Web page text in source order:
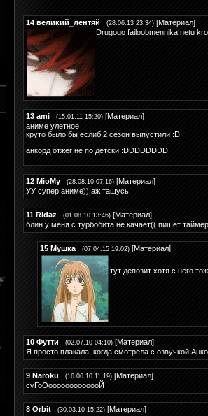
14 великий_лентяй (28.06.13 23:34) [Материал]
Drugogo failoobmennika netu
13 ami (15.01.11 15:20) [Материал]
аниме улетное
круто было бы еслиб 2 сезон выпустили :D
анкорд отжег не по детски :DDDDDDDD
12 MioMy (28.08.10 07:16) [Материал]
УУ супер аниме)) аж тащусь!
11 Ridaz (01.08.10 13:46) [Материал]
блин у меня с турбобита не качает(( пишет
15 Мушка (07.04.15 19:02) [Материал]
тут депозит хотя с него
10 Футти (02.07.10 04:10) [Материал]
Я просто плакала, когда смотрела с озвучкой
9 Naroku (16.06.10 11:19) [Материал]
суГоОооооооооооооЙ
8 Orbit (30.03.10 15:22) [Материал]